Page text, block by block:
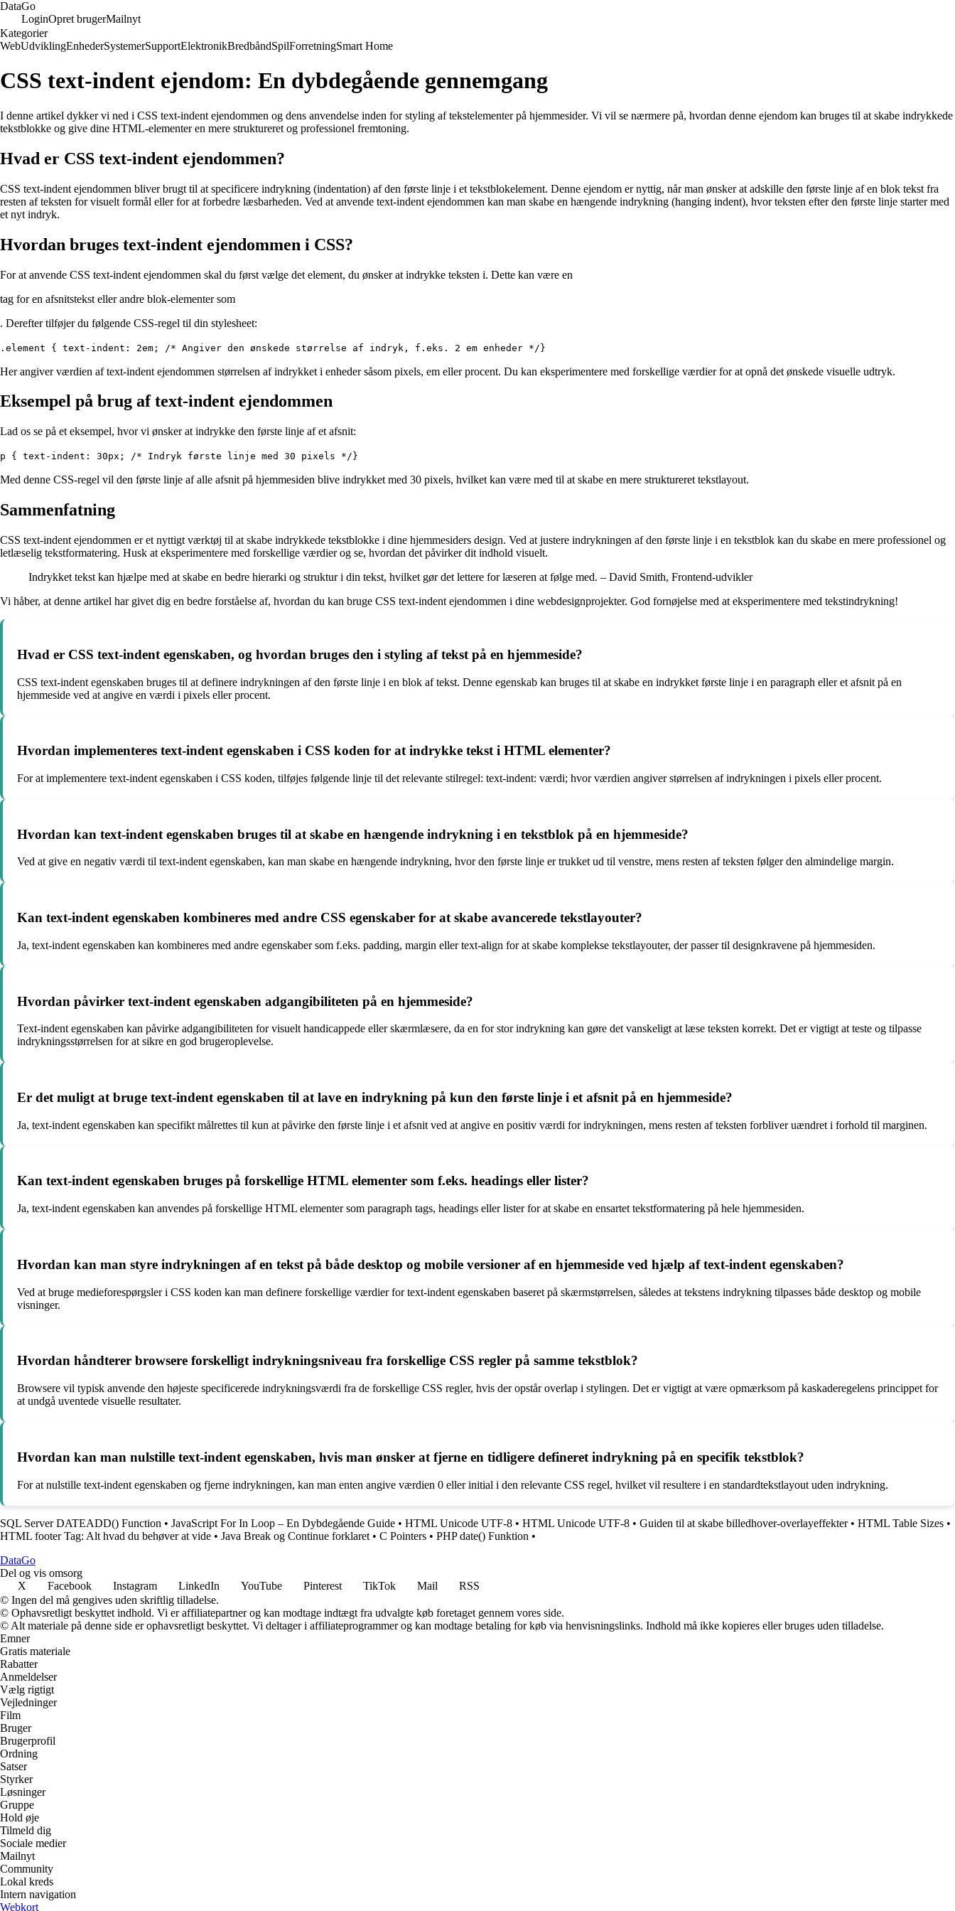
DataGo
LoginOpret brugerMailnyt
Kategorier
WebUdviklingEnhederSystemerSupportElektronikBredbåndSpilForretningSmart Home
CSS text-indent ejendom: En dybdegående gennemgang
I denne artikel dykker vi ned i CSS text-indent ejendommen og dens anvendelse inden for styling af tekstelementer på hjemmesider. Vi vil se nærmere på, hvordan denne ejendom kan bruges til at skabe indrykkede
tekstblokke og give dine HTML-elementer en mere struktureret og professionel fremtoning.
Hvad er CSS text-indent ejendommen?
CSS text-indent ejendommen bliver brugt til at specificere indrykning (indentation) af den første linje i et tekstblokelement. Denne ejendom er nyttig, når man ønsker at adskille den første linje af en blok tekst fra
resten af teksten for visuelt formål eller for at forbedre læsbarheden. Ved at anvende text-indent ejendommen kan man skabe en hængende indrykning (hanging indent), hvor teksten efter den første linje starter med
et nyt indryk.
Hvordan bruges text-indent ejendommen i CSS?
For at anvende CSS text-indent ejendommen skal du først vælge det element, du ønsker at indrykke teksten i. Dette kan være en
tag for en afsnitstekst eller andre blok-elementer som
. Derefter tilføjer du følgende CSS-regel til din stylesheet:
.element { text-indent: 2em; /* Angiver den ønskede størrelse af indryk, f.eks. 2 em enheder */}
Her angiver værdien af text-indent ejendommen størrelsen af indrykket i enheder såsom pixels, em eller procent. Du kan eksperimentere med forskellige værdier for at opnå det ønskede visuelle udtryk.
Eksempel på brug af text-indent ejendommen
Lad os se på et eksempel, hvor vi ønsker at indrykke den første linje af et afsnit:
p { text-indent: 30px; /* Indryk første linje med 30 pixels */}
Med denne CSS-regel vil den første linje af alle afsnit på hjemmesiden blive indrykket med 30 pixels, hvilket kan være med til at skabe en mere struktureret tekstlayout.
Sammenfatning
CSS text-indent ejendommen er et nyttigt værktøj til at skabe indrykkede tekstblokke i dine hjemmesiders design. Ved at justere indrykningen af den første linje i en tekstblok kan du skabe en mere professionel og
letlæselig tekstformatering. Husk at eksperimentere med forskellige værdier og se, hvordan det påvirker dit indhold visuelt.
Indrykket tekst kan hjælpe med at skabe en bedre hierarki og struktur i din tekst, hvilket gør det lettere for læseren at følge med. – David Smith, Frontend-udvikler
Vi håber, at denne artikel har givet dig en bedre forståelse af, hvordan du kan bruge CSS text-indent ejendommen i dine webdesignprojekter. God fornøjelse med at eksperimentere med tekstindrykning!
Hvad er CSS text-indent egenskaben, og hvordan bruges den i styling af tekst på en hjemmeside?
CSS text-indent egenskaben bruges til at definere indrykningen af den første linje i en blok af tekst. Denne egenskab kan bruges til at skabe en indrykket første linje i en paragraph eller et afsnit på en
hjemmeside ved at angive en værdi i pixels eller procent.
Hvordan implementeres text-indent egenskaben i CSS koden for at indrykke tekst i HTML elementer?
For at implementere text-indent egenskaben i CSS koden, tilføjes følgende linje til det relevante stilregel: text-indent: værdi; hvor værdien angiver størrelsen af indrykningen i pixels eller procent.
Hvordan kan text-indent egenskaben bruges til at skabe en hængende indrykning i en tekstblok på en hjemmeside?
Ved at give en negativ værdi til text-indent egenskaben, kan man skabe en hængende indrykning, hvor den første linje er trukket ud til venstre, mens resten af teksten følger den almindelige margin.
Kan text-indent egenskaben kombineres med andre CSS egenskaber for at skabe avancerede tekstlayouter?
Ja, text-indent egenskaben kan kombineres med andre egenskaber som f.eks. padding, margin eller text-align for at skabe komplekse tekstlayouter, der passer til designkravene på hjemmesiden.
Hvordan påvirker text-indent egenskaben adgangibiliteten på en hjemmeside?
Text-indent egenskaben kan påvirke adgangibiliteten for visuelt handicappede eller skærmlæsere, da en for stor indrykning kan gøre det vanskeligt at læse teksten korrekt. Det er vigtigt at teste og tilpasse
indrykningsstørrelsen for at sikre en god brugeroplevelse.
Er det muligt at bruge text-indent egenskaben til at lave en indrykning på kun den første linje i et afsnit på en hjemmeside?
Ja, text-indent egenskaben kan specifikt målrettes til kun at påvirke den første linje i et afsnit ved at angive en positiv værdi for indrykningen, mens resten af teksten forbliver uændret i forhold til marginen.
Kan text-indent egenskaben bruges på forskellige HTML elementer som f.eks. headings eller lister?
Ja, text-indent egenskaben kan anvendes på forskellige HTML elementer som paragraph tags, headings eller lister for at skabe en ensartet tekstformatering på hele hjemmesiden.
Hvordan kan man styre indrykningen af en tekst på både desktop og mobile versioner af en hjemmeside ved hjælp af text-indent egenskaben?
Ved at bruge medieforespørgsler i CSS koden kan man definere forskellige værdier for text-indent egenskaben baseret på skærmstørrelsen, således at tekstens indrykning tilpasses både desktop og mobile
visninger.
Hvordan håndterer browsere forskelligt indrykningsniveau fra forskellige CSS regler på samme tekstblok?
Browsere vil typisk anvende den højeste specificerede indrykningsværdi fra de forskellige CSS regler, hvis der opstår overlap i stylingen. Det er vigtigt at være opmærksom på kaskaderegelens princippet for
at undgå uventede visuelle resultater.
Hvordan kan man nulstille text-indent egenskaben, hvis man ønsker at fjerne en tidligere defineret indrykning på en specifik tekstblok?
For at nulstille text-indent egenskaben og fjerne indrykningen, kan man enten angive værdien 0 eller initial i den relevante CSS regel, hvilket vil resultere i en standardtekstlayout uden indrykning.
SQL Server DATEADD() Function • JavaScript For In Loop – En Dybdegående Guide • HTML Unicode UTF-8 • HTML Unicode UTF-8 • Guiden til at skabe billedhover-overlayeffekter• HTML Table Sizes •
HTML footer Tag: Alt hvad du behøver at vide • Java Break og Continue forklaret • C Pointers • PHP date() Funktion •
DataGo
Del og vis omsorg
X
Facebook Instagram LinkedIn YouTube Pinterest TikTok Mail
RSS
© Ingen del må gengives uden skriftlig tilladelse.
© Ophavsretligt beskyttet indhold. Vi er affiliatepartner og kan modtage indtægt fra udvalgte køb foretaget gennem vores side.
© Alt materiale på denne side er ophavsretligt beskyttet. Vi deltager i affiliateprogrammer og kan modtage betaling for køb via henvisningslinks. Indhold må ikke kopieres eller bruges uden tilladelse.
Emner
Gratis materiale
Rabatter
Anmeldelser
Vælg rigtigt
Vejledninger
Film
Bruger
Brugerprofil
Ordning
Satser
Styrker
Løsninger
Gruppe
Hold øje
Tilmeld dig
Sociale medier
Mailnyt
Community
Lokal kreds
Intern navigation
Webkort